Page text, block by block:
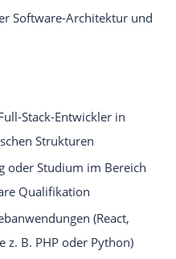
Software-Architektur und
Stack-Entwickler in
Strukturen
oder Studium im Bereich
Qualifikation
(React,
z. B. PHP oder Python)